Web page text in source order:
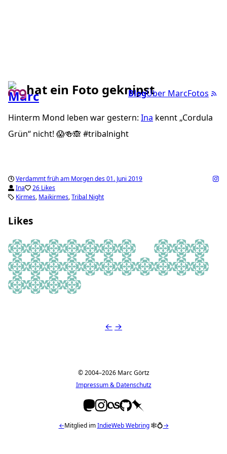
BlogÜber MarcFotos
hat ein Foto geknipst
Hinterm Mond leben war gestern: Ina kennt „Cordula
Grün“ nicht! 😱🍻🙈 #tribalnight
Verdammt früh am Morgen des 01. Juni 2019
Ina
26 Likes
Kirmes Maikirmes Tribal Night
Likes
Golf in Germany
PositivePowerForChildren.e.V.
Greta♡
Julia Pat Nico HbnChristinaThomasAnne💎Astrid Knops-
Lisa 🧸XoxoLJANINA ✨
KathrinDC Grenzland
← →
© 2004–2026 Marc Görtz
Impressum & Datenschutz
←Mitglied imIndieWeb Webring🕸💍→